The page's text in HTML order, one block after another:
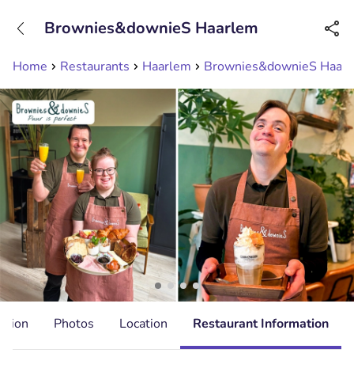
Available until 23:00
Home Restaurants Haarlem Brownies&downieS
Brownies&downieS Haarlem
Photos Location Restaurant Information